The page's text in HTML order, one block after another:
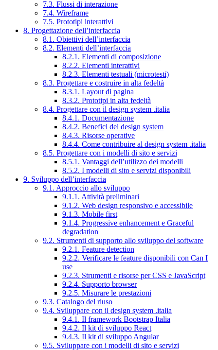
7.3. Flussi di interazione
7.4. Wireframe
7.5. Prototipi interattivi
8. Progettazione dell’interfaccia
8.1. Obiettivi dell’interfaccia
8.2. Elementi dell’interfaccia
8.2.1. Elementi di composizione
8.2.2. Elementi interattivi
8.2.3. Elementi testuali (microtesti)
8.3. Progettare e costruire in alta fedeltà
8.3.1. Layout di pagina
8.3.2. Prototipi in alta fedeltà
8.4. Progettare con il design system .italia
8.4.1. Documentazione
8.4.2. Benefici del design system
8.4.3. Risorse operative
8.4.4. Come contribuire al design system .italia
8.5. Progettare con i modelli di sito e servizi
8.5.1. Vantaggi dell’utilizzo dei modelli
8.5.2. I modelli di sito e servizi disponibili
9. Sviluppo dell’interfaccia
9.1. Approccio allo sviluppo
9.1.1. Attività preliminari
9.1.2. Web design responsivo e accessibile
9.1.3. Mobile first
9.1.4. Progressive enhancement e Graceful
degradation
9.2. Strumenti di supporto allo sviluppo del software
9.2.1. Feature detection
9.2.2. Verificare le feature disponibili con Can I
use
9.2.3. Strumenti e risorse per CSS e JavaScript
9.2.4. Supporto browser
9.2.5. Misurare le prestazioni
9.3. Catalogo del riuso
9.4. Sviluppare con il design system .italia
9.4.1. Il framework Bootstrap Italia
9.4.2. Il kit di sviluppo React
9.4.3. Il kit di sviluppo Angular
9.5. Sviluppare con i modelli di sito e servizi